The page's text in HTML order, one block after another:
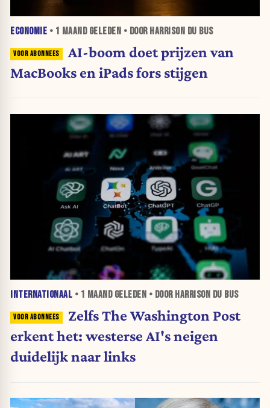
ECONOMIE • 1 MAANDGELEDEN • DOOR HARRISON DU BUS
AI-boom doet prijzen van
MacBooks en iPads fors stijgen
INTERNATIONAAL • 1 MAANDGELEDEN • DOOR HARRISON DU BUS
Zelfs The Washington Post
erkent het: westerse AI's neigen
duidelijk naar links